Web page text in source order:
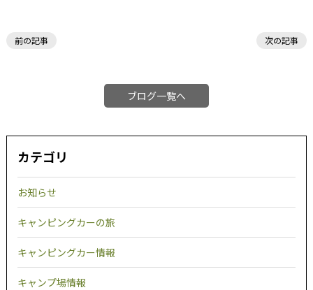
前の記事 次の記事
ブログ一覧へ
カテゴリ
お知らせ
キャンピングカーの旅
キャンピングカー情報
キャンプ場情報